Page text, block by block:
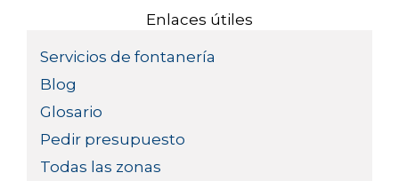
Enlaces útiles
Servicios de fontanería
Blog
Glosario
Pedir presupuesto
Todas las zonas